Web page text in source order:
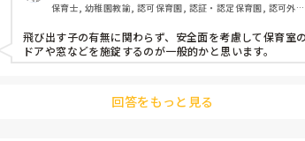
保育士, 幼稚園教諭, 認可保育園, 認証・認定保育園, 認可外保
飛び出す子の有無に関わらず、安全面を考慮して保育室の
ドアや窓などを施錠するのが一般的かと思います。
回答をもっと見る